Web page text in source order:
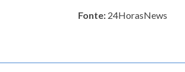
Fonte: 24HorasNews